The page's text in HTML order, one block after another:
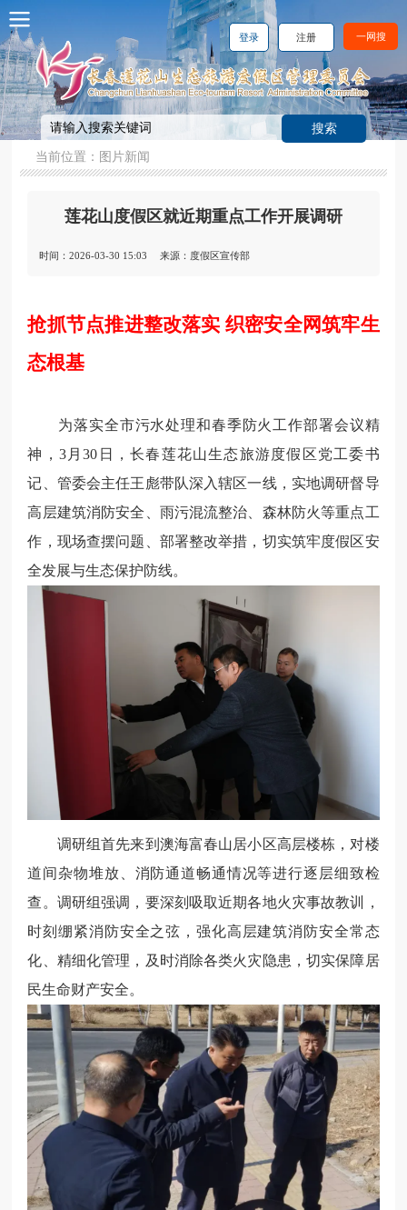
一网搜
注册
登录
当前位置： 图片新闻
莲花山度假区就近期重点工作开展调研
时间：2026-03-30 15:03 来源：度假区宣传部
抢抓节点推进整改落实 织密安全网筑牢生
态根基
为落实全市污水处理和春季防火工作部署会议精
神，3月30日，长春莲花山生态旅游度假区党工委书
记、管委会主任王彪带队深入辖区一线，实地调研督导
高层建筑消防安全、雨污混流整治、森林防火等重点工
作，现场查摆问题、部署整改举措，切实筑牢度假区安
全发展与生态保护防线。
调研组首先来到澳海富春山居小区高层楼栋，对楼
道间杂物堆放、消防通道畅通情况等进行逐层细致检
查。调研组强调，要深刻吸取近期各地火灾事故教训，
时刻绷紧消防安全之弦，强化高层建筑消防安全常态
化、精细化管理，及时消除各类火灾隐患，切实保障居
民生命财产安全。